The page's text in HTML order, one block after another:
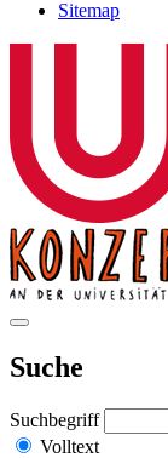
Sitemap
Suche
Suchbegriff
Volltext